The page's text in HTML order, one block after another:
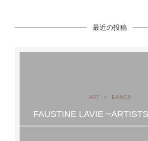
最近の投稿
ART DANCE
FAUSTINE LAVIE